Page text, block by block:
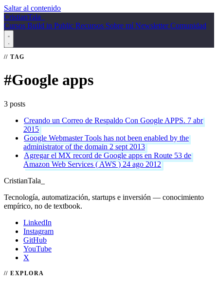
Saltar al contenido
CristianTala
Cursos Build in Public Recursos Sobre míNewsletterComunidad
TAG
#Google apps
3 posts
Creando un Correo de Respaldo Con Google APPS. 7 abr
2015
Google Webmaster Tools has not been enabled by the
administrator of the domain 2 sept 2013
Agregar el MX record de Google apps en Route 53 de
Amazon Web Services ( AWS ) 24 ago 2012
CristianTala
Tecnología, automatización, startups e inversión — conocimiento
empírico, no de textbook.
LinkedIn
Instagram
GitHub
YouTube
X
EXPLORA